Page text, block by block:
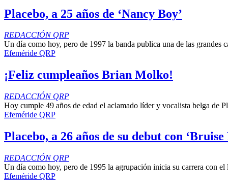
Placebo, a 25 años de ‘Nancy Boy’
REDACCIÓN QRP
Un día como hoy, pero de 1997 la banda publica una de las grandes
Efeméride QRP
¡Feliz cumpleaños Brian Molko!
REDACCIÓN QRP
Hoy cumple 49 años de edad el aclamado líder y vocalista belga de
Efeméride QRP
Placebo, a 26 años de su debut con
REDACCIÓN QRP
Un día como hoy, pero de 1995 la agrupación inicia su carrera con
Efeméride QRP